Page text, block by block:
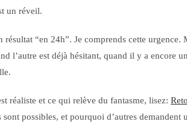
un réveil.
résultat “en 24h”. Je comprends cette
l’autre est déjà hésitant, quand il y a encore
réaliste et ce qui relève du fantasme, lisez:
possibles, et pourquoi d’autres